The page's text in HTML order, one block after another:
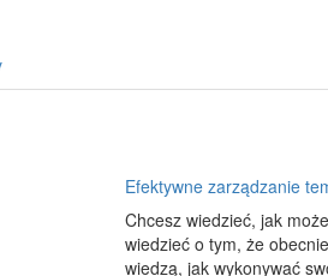
Efektywne zarządzanie
Chcesz wiedzieć, jak
wiedzieć o tym, że
wiedzą, jak wykonywać